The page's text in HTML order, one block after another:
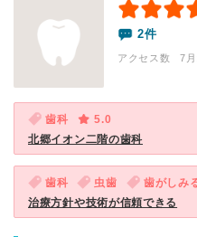
2件
アクセス数 7月:
歯科
5.0
北郷イオン二階の歯科
歯科 虫歯 歯がしみ
治療方針や技術が信頼できる